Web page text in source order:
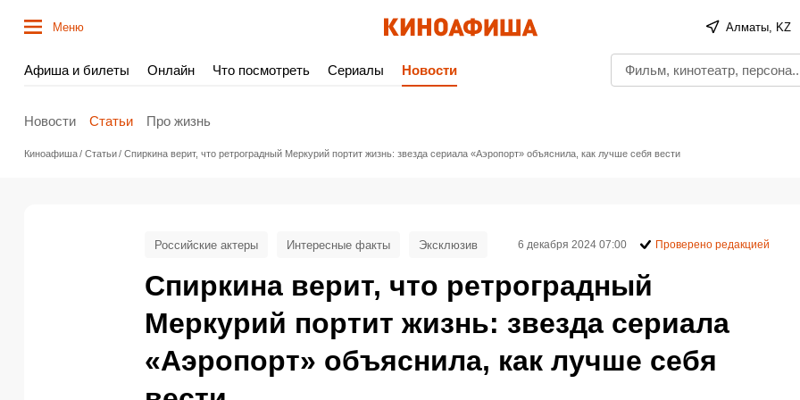
Меню Алматы, KZ
Афиша и билеты Онлайн Что посмотреть Сериалы Новости
Новости Статьи Про жизнь
Киноафиша Статьи Спиркина верит, что ретроградный Меркурий портит жизнь: звезда сериала «Аэропорт» объяснила, как лучше себя вести
Спиркина верит, что ретроградный
Меркурий портит жизнь: звезда сериала
«Аэропорт» объяснила, как лучше себя
Российские актеры Интересные факты Эксклюзив 6 декабря 2024 07:00 Проверено редакцией